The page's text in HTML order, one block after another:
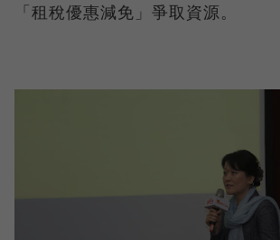
「租稅優惠減免」爭取資源。